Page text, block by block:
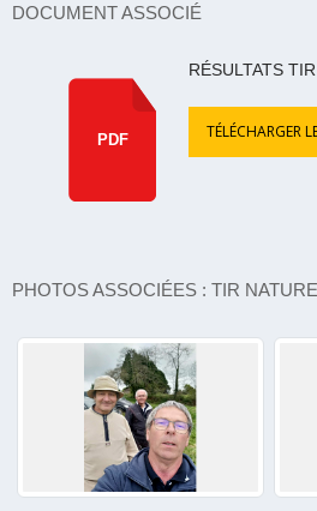
DOCUMENT ASSOCIÉ
PDF
RÉSULTATS
TÉLÉCHARGER
PHOTOS ASSOCIÉES : TIR